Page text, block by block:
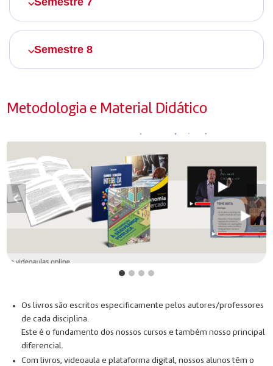
Semestre 8
Metodologia e Material Didático
Os livros são escritos especificamente pelos autores/professores
de cada disciplina.
Este é o fundamento dos nossos cursos e também nosso principal
diferencial.
Com livros, videoaula e plataforma digital, nossos alunos têm o